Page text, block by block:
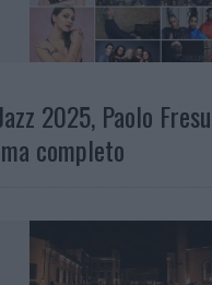
2025, Paolo
completo